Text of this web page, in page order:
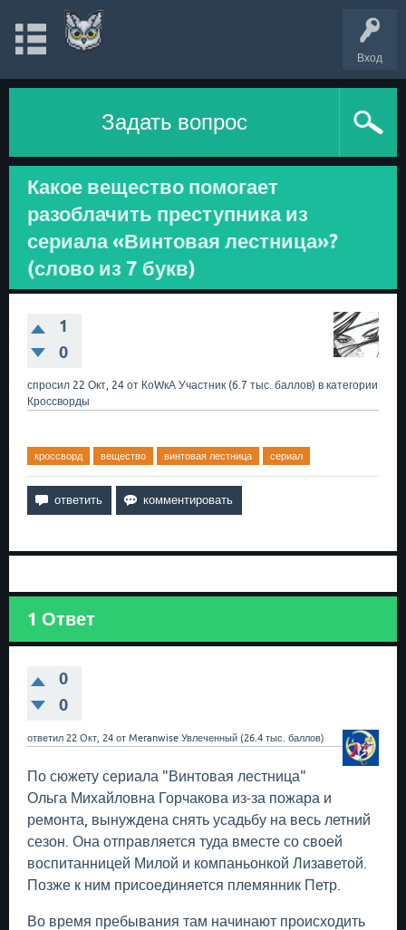
Вход
Задать вопрос
Какое вещество помогает
разоблачить преступника из
сериала «Винтовая лестница»?
(слово из 7 букв)
1
0
спросил 22 Окт, 24 от КоWкА Участник (6.7 тыс. баллов) в категории
Кроссворды
кроссворд вещество винтовая лестница сериал
1 Ответ
0
0
ответил 22 Окт, 24 от Meranwise Увлеченный (26.4 тыс. баллов)
По сюжету сериала "Винтовая лестница"
Ольга Михайловна Горчакова из-за пожара и
ремонта, вынуждена снять усадьбу на весь летний
сезон. Она отправляется туда вместе со своей
воспитанницей Милой и компаньонкой Лизаветой.
Позже к ним присоединяется племянник Петр.
Во время пребывания там начинают происходить